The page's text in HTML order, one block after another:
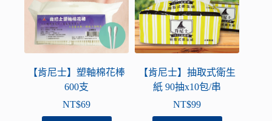
【肯尼士】塑軸棉花棒
600支
NT$69
【肯尼士】抽取式衛生
紙 90抽x10包/串
NT$99